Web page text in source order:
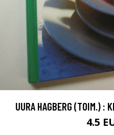
UURA HAGBERG (TOIM.) :
4.5